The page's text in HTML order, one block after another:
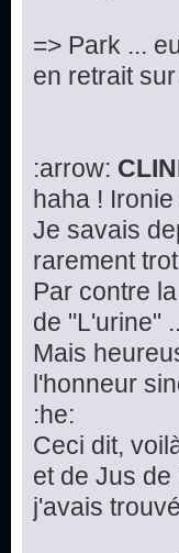
=> Park ...
en retrait
:arrow:
haha !
Je savais
rarement
Par contre
de "L'urine"
Mais
l'honneur
:he:
Ceci dit,
et de Jus
j'avais